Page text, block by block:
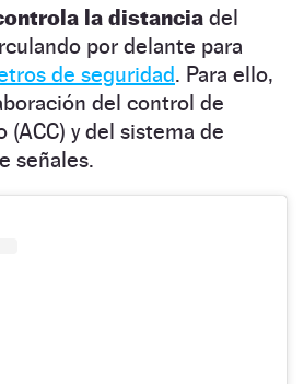
la distancia del
por delante para
de seguridad. Para ello,
del control de
y del sistema de
señales.